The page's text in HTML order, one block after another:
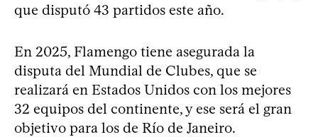
que disputó 43 partidos este año.
En 2025, Flamengo tiene asegurada la
disputa del Mundial de Clubes, que se
realizará en Estados Unidos con los mejores
32 equipos del continente, y ese será el gran
objetivo para los de Río de Janeiro.